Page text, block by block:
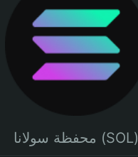
محفظة سولانا (SOL)